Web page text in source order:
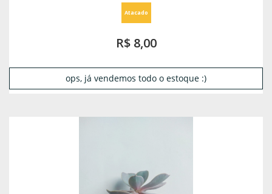
Atacado
R$ 8,00
ops, já vendemos todo o estoque :)